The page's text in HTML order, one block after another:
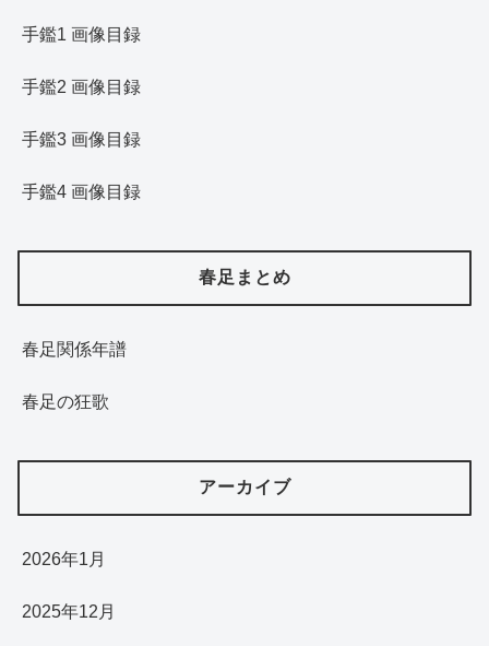
手鑑1 画像目録
手鑑2 画像目録
手鑑3 画像目録
手鑑4 画像目録
春足まとめ
春足関係年譜
春足の狂歌
アーカイブ
2026年1月
2025年12月